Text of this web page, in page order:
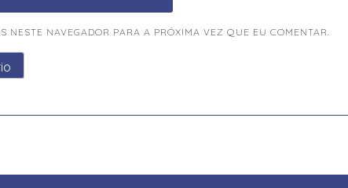
NESTE NAVEGADOR PARA A PRÓXIMA VEZ QUE EU COMENTAR.